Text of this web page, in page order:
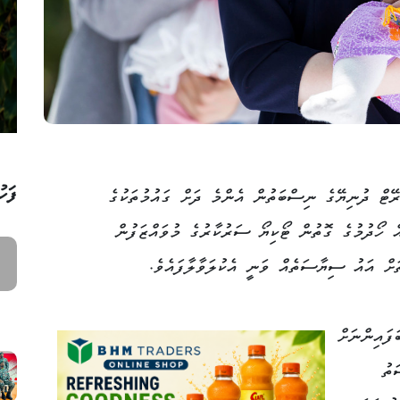
ދުނިޔޭގެ ނިސްބަތުން އެންމެ ދަށް ގައުމުތަކުގެ
ހޯދުމުގެ ގޮތުން ޓޯކިޔޯ ސަރުކާރުގެ މުވައްޒަފުން
އައު ސިޔާސަތެއް ވަނީ އެކުލަވާލާފައެވެ.